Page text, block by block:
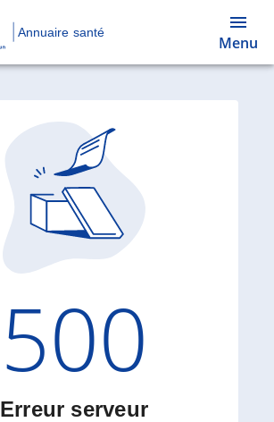
Annuaire santé
Menu
Code
500
Erreur serveur